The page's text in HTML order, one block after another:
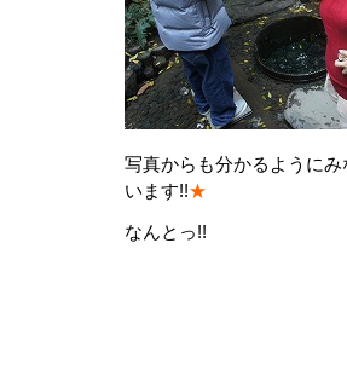
写真からも分かるように
います!!★
なんとっ!!